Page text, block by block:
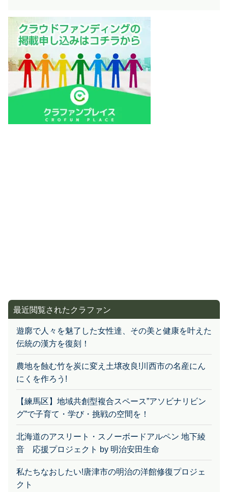
遊廓で人々を魅了した女性達、その美と健康を叶えた
伝統の漢方を復刻！
農地を蝕む竹を炭に変え土壌改良!川西市の名産にん
にくを作ろう!
【練馬区】地域共創型複合スペース”アソビナリビン
グ”で子育て・学び・挑戦の空間を！
北海道のアスリート・スノーボードアルペン 地下綾
音 応援プロジェクト by 明治安田生命
私たちなおしたい!唐津市の明治の洋館修復プロジェ
クト